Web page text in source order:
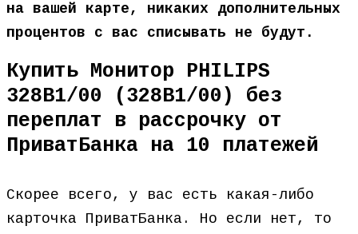
на вашей карте, никаких дополнительных
процентов с вас списывать не будут.
Купить Монитор PHILIPS
328B1/00 (328B1/00) без
переплат в рассрочку от
ПриватБанка на 10 платежей
Скорее всего, у вас есть какая-либо
карточка ПриватБанка. Но если нет, то